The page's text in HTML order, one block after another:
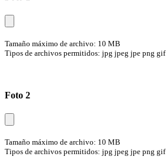
Tamaño máximo de archivo: 10 MB
Tipos de archivos permitidos: jpg jpeg jpe png gif
Foto 2
Tamaño máximo de archivo: 10 MB
Tipos de archivos permitidos: jpg jpeg jpe png gif